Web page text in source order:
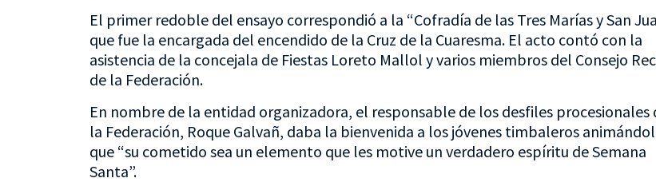
El primer redoble del ensayo correspondió a la “Cofradía de las Tres Marías y San
que fue la encargada del encendido de la Cruz de la Cuaresma. El acto contó con la
asistencia de la concejala de Fiestas Loreto Mallol y varios miembros del Consejo
de la Federación.
En nombre de la entidad organizadora, el responsable de los desfiles procesionales
la Federación, Roque Galvañ, daba la bienvenida a los jóvenes timbaleros
que “su cometido sea un elemento que les motive un verdadero espíritu de Semana
Santa”.